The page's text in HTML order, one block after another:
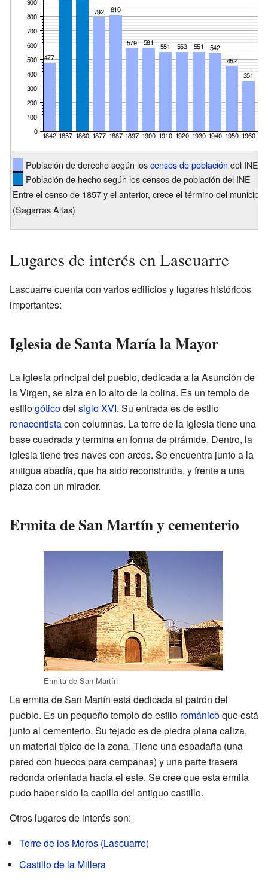
Población de derecho según loscensos de población del INE
Población de hecho según los censos de población del INE
Entre el censo de 1857 y el anterior, crece el término del
(Sagarras Altas)
Lugares de interés en Lascuarre
Lascuarre cuenta con varios edificios y lugares históricos
importantes:
Iglesia de Santa María la Mayor
La iglesia principal del pueblo, dedicada a la Asunción de
la Virgen, se alza en lo alto de la colina. Es un templo de
estilogóticodel siglo XVI. Su entrada es de estilo
renacentistacon columnas. La torre de la iglesia tiene una
base cuadrada y termina en forma de pirámide. Dentro, la
iglesia tiene tres naves con arcos. Se encuentra junto a la
antigua abadía, que ha sido reconstruida, y frente a una
plaza con un mirador.
Ermita de San Martín y cementerio
Ermita de San Martín
La ermita de San Martín está dedicada al patrón del
pueblo. Es un pequeño templo de estilo románicoque está
junto al cementerio. Su tejado es de piedra plana caliza,
un material típico de la zona. Tiene una espadaña (una
pared con huecos para campanas) y una parte trasera
redonda orientada hacia el este. Se cree que esta ermita
pudo haber sido la capilla del antiguo castillo.
Otros lugares de interés son:
Torre de los Moros (Lascuarre)
Castillo de la Millera